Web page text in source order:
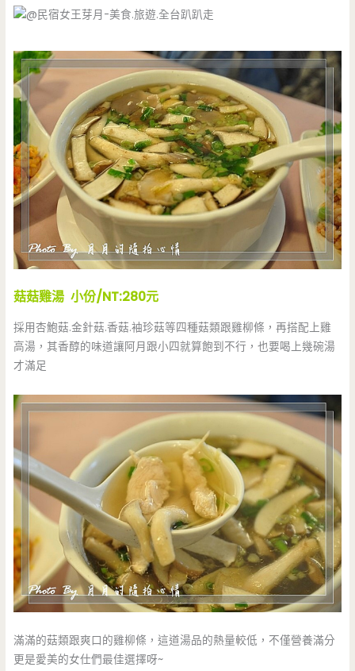
菇菇雞湯 小份/NT:280元
採用杏鮑菇.金針菇.香菇.袖珍菇等四種菇類跟雞柳條，再搭配上雞
高湯，其香醇的味道讓阿月跟小四就算飽到不行，也要喝上幾碗湯
才滿足
滿滿的菇類跟爽口的雞柳條，這道湯品的熱量較低，不僅營養滿分
更是愛美的女仕們最佳選擇呀~